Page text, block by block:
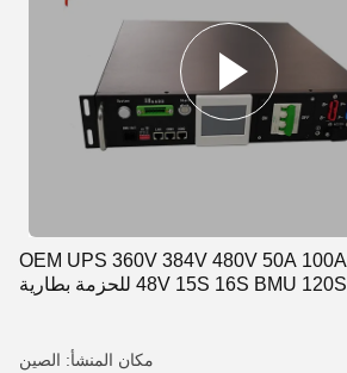
نظام بطارية شمسية OEM UPS 360V 384V 480V 50A 100A
BMS LifePO4 مع 48V 15S 16S BMU 120S للحزمة بطارية
مكان المنشأ: الصين